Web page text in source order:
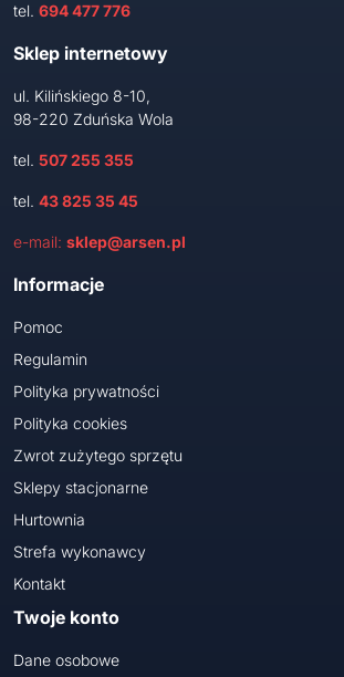
tel. 694 477 776
Sklep internetowy
ul. Kilińskiego 8-10,
98-220 Zduńska Wola
tel. 507 255 355
tel. 43 825 35 45
e-mail: sklep@arsen.pl
Informacje
Pomoc
Regulamin
Polityka prywatności
Polityka cookies
Zwrot zużytego sprzętu
Sklepy stacjonarne
Hurtownia
Strefa wykonawcy
Kontakt
Twoje konto
Dane osobowe